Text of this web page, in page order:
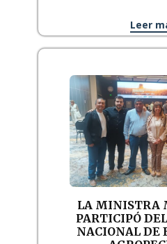
Leer
LA MINISTRA
PARTICIPÓ
NACIONAL DE